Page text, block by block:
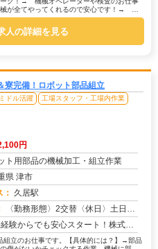
が全てやってくれるので安心です！→ 具
人の詳細を見る
寮完備！ロボット部品組立
ミドル活躍
工場スタッフ・工場内作業
円
ト用部品の機械加工・組立作業
県 津市
久居駅
〈勤務形態〉2交替〈休日〉土日休み※職場カレンダーによる
らでも安心スタート！株式会社京栄センターで新しい一歩を踏み出しませんか？→経験・学歴・スキルは一切不問です...
組立のお仕事です。【具体的には？】→部品